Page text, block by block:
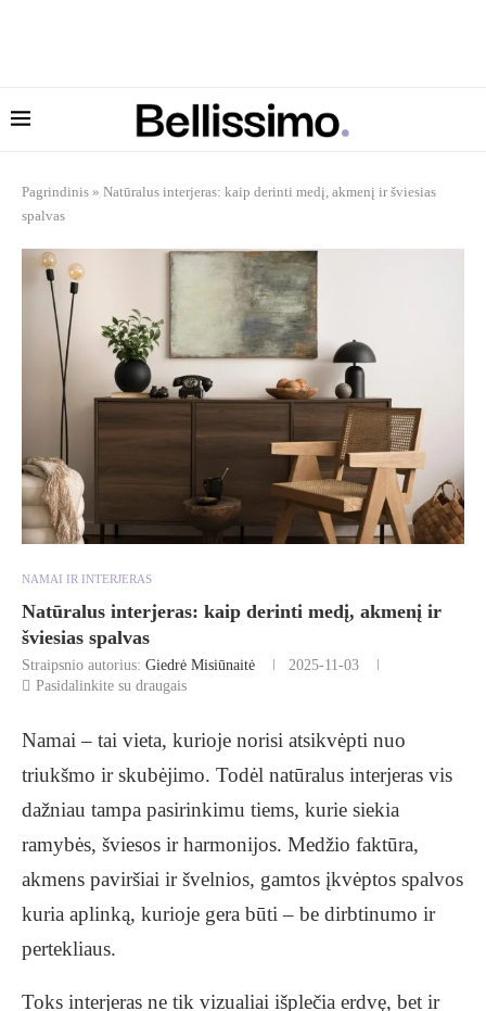
Pagrindinis » Natūralus interjeras: kaip derinti medį, akmenį ir šviesias
spalvas
NAMAI IR INTERJERAS
Natūralus interjeras: kaip derinti medį, akmenį ir
šviesias spalvas
Straipsnio autorius: Giedrė Misiūnaitė
2025-11-03
Pasidalinkite su draugais
Namai – tai vieta, kurioje norisi atsikvėpti nuo
triukšmo ir skubėjimo. Todėl natūralus interjeras vis
dažniau tampa pasirinkimu tiems, kurie siekia
ramybės, šviesos ir harmonijos. Medžio faktūra,
akmens paviršiai ir švelnios, gamtos įkvėptos spalvos
kuria aplinką, kurioje gera būti – be dirbtinumo ir
pertekliaus.
Toks interjeras ne tik vizualiai išplečia erdvę, bet ir